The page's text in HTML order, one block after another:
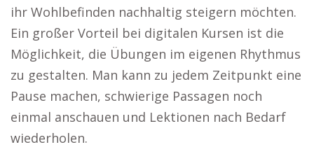
ihr Wohlbefinden nachhaltig steigern möchten.
Ein großer Vorteil bei digitalen Kursen ist die
Möglichkeit, die Übungen im eigenen Rhythmus
zu gestalten. Man kann zu jedem Zeitpunkt eine
Pause machen, schwierige Passagen noch
einmal anschauen und Lektionen nach Bedarf
wiederholen.